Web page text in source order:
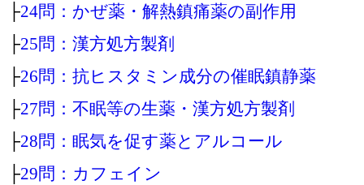
├24問：かぜ薬・解熱鎮痛薬の副作用
├25問：漢方処方製剤
├26問：抗ヒスタミン成分の催眠鎮静薬
├27問：不眠等の生薬・漢方処方製剤
├28問：眠気を促す薬とアルコール
├29問：カフェイン